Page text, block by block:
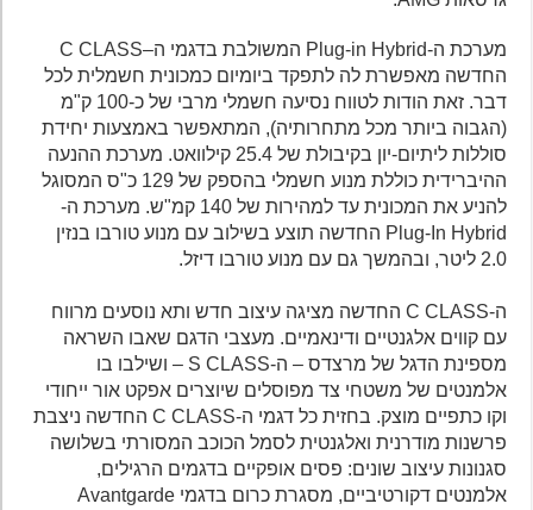
מערכת ה-Plug-in Hybrid המשולבת בדגמי ה–C CLASS
החדשה מאפשרת לה לתפקד ביומיום כמכונית חשמלית לכל
דבר. זאת הודות לטווח נסיעה חשמלי מרבי של כ-100 ק"מ
(הגבוה ביותר מכל מתחרותיה), המתאפשר באמצעות יחידת
סוללות ליתיום-יון בקיבולת של 25.4 קילוואט. מערכת ההנעה
ההיברידית כוללת מנוע חשמלי בהספק של 129 כ"ס המסוגל
להניע את המכונית עד למהירות של 140 קמ"ש. מערכת ה-
Plug-In Hybrid החדשה תוצע בשילוב עם מנוע טורבו בנזין
2.0 ליטר, ובהמשך גם עם מנוע טורבו דיזל.
ה-C CLASS החדשה מציגה עיצוב חדש ותא נוסעים מרווח
עם קווים אלגנטיים ודינאמיים. מעצבי הדגם שאבו השראה
מספינת הדגל של מרצדס – ה-S CLASS – ושילבו בו
אלמנטים של משטחי צד מפוסלים שיוצרים אפקט אור ייחודי
וקו כתפיים מוצק. בחזית כל דגמי ה-C CLASS החדשה ניצבת
פרשנות מודרנית ואלגנטית לסמל הכוכב המסורתי בשלושה
סגנונות עיצוב שונים: פסים אופקיים בדגמים הרגילים,
אלמנטים דקורטיביים, מסגרת כרום בדגמי Avantgarde